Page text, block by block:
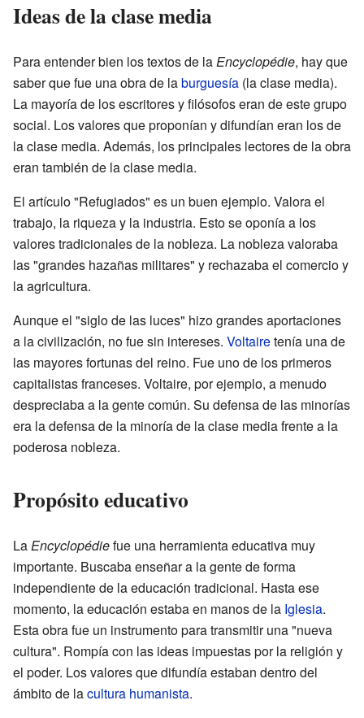
Ideas de la clase media
Para entender bien los textos de la Encyclopédie, hay que
saber que fue una obra de laburguesía (la clase media).
La mayoría de los escritores y filósofos eran de este grupo
social. Los valores que proponían y difundían eran los de
la clase media. Además, los principales lectores de la obra
eran también de la clase media.
El artículo "Refugiados" es un buen ejemplo. Valora el
trabajo, la riqueza y la industria. Esto se oponía a los
valores tradicionales de la nobleza. La nobleza valoraba
las "grandes hazañas militares" y rechazaba el comercio y
la agricultura.
Aunque el "siglo de las luces" hizo grandes aportaciones
a la civilización, no fue sin intereses. Voltairetenía una de
las mayores fortunas del reino. Fue uno de los primeros
capitalistas franceses. Voltaire, por ejemplo, a menudo
despreciaba a la gente común. Su defensa de las minorías
era la defensa de la minoría de la clase media frente a la
poderosa nobleza.
Propósito educativo
La Encyclopédiefue una herramienta educativa muy
importante. Buscaba enseñar a la gente de forma
independiente de la educación tradicional. Hasta ese
momento, la educación estaba en manos de la Iglesia.
Esta obra fue un instrumento para transmitir una "nueva
cultura". Rompía con las ideas impuestas por la religión y
el poder. Los valores que difundía estaban dentro del
ámbito de lacultura humanista.